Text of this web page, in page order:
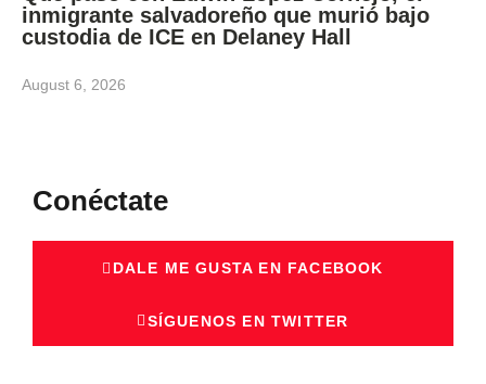
inmigrante salvadoreño que murió bajo
custodia de ICE en Delaney Hall
August 6, 2026
Conéctate
DALE ME GUSTA EN FACEBOOK
SÍGUENOS EN TWITTER